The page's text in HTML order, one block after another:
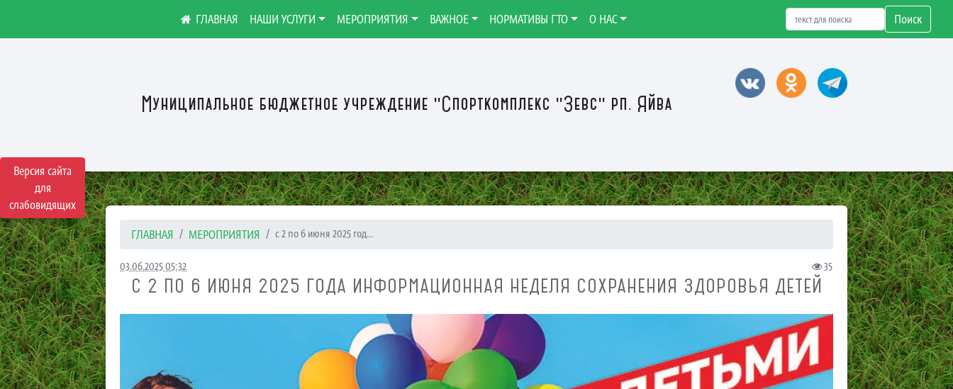
Версия сайта
для
слабовидящих
Муниципальное бюджетное учреждение "Спорткомплекс "Зевс" рп. Яйва
НАШИ УСЛУГИ МЕРОПРИЯТИЯ ВАЖНОЕ НОРМАТИВЫ ГТО О НАС Поиск
ГЛАВНАЯ МЕРОПРИЯТИЯ с 2 по 6 июня 2025 год...
03.06.2025 05:32 35
С 2 ПО 6 ИЮНЯ 2025 ГОДА ИНФОРМАЦИОННАЯ НЕДЕЛЯ СОХРАНЕНИЯ ЗДОРОВЬЯ ДЕТЕЙ